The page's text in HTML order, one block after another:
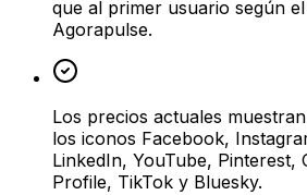
que al primer usuario según
Agorapulse.
Los precios actuales
los iconos Facebook,
LinkedIn, YouTube, Pinterest,
Profile, TikTok y Bluesky.